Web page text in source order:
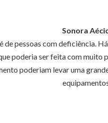
Sonora
pessoas com deficiência.
poderia ser feita com
poderiam levar uma